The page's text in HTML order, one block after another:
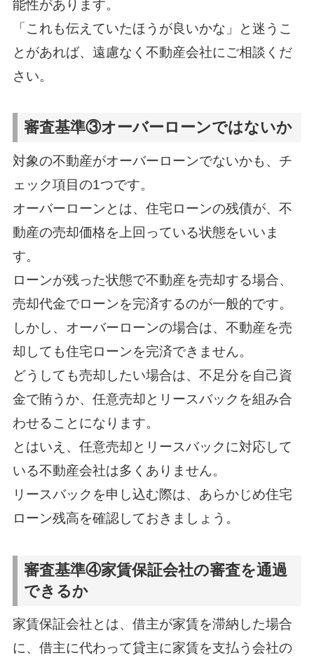
能性があります。
「これも伝えていたほうが良いかな」と迷うこ
とがあれば、遠慮なく不動産会社にご相談くだ
さい。
審査基準③オーバーローンではないか
対象の不動産がオーバーローンでないかも、チ
ェック項目の1つです。
オーバーローンとは、住宅ローンの残債が、不
動産の売却価格を上回っている状態をいいま
す。
ローンが残った状態で不動産を売却する場合、
売却代金でローンを完済するのが一般的です。
しかし、オーバーローンの場合は、不動産を売
却しても住宅ローンを完済できません。
どうしても売却したい場合は、不足分を自己資
金で賄うか、任意売却とリースバックを組み合
わせることになります。
とはいえ、任意売却とリースバックに対応して
いる不動産会社は多くありません。
リースバックを申し込む際は、あらかじめ住宅
ローン残高を確認しておきましょう。
審査基準④家賃保証会社の審査を通過
できるか
家賃保証会社とは、借主が家賃を滞納した場合
に、借主に代わって貸主に家賃を支払う会社の